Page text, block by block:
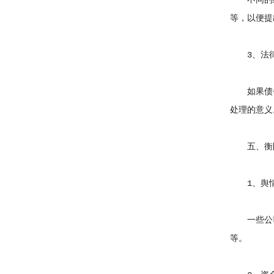
等，以便
3、法
如果债务
处理的意
五、衡
1、舆
一些公司
等。